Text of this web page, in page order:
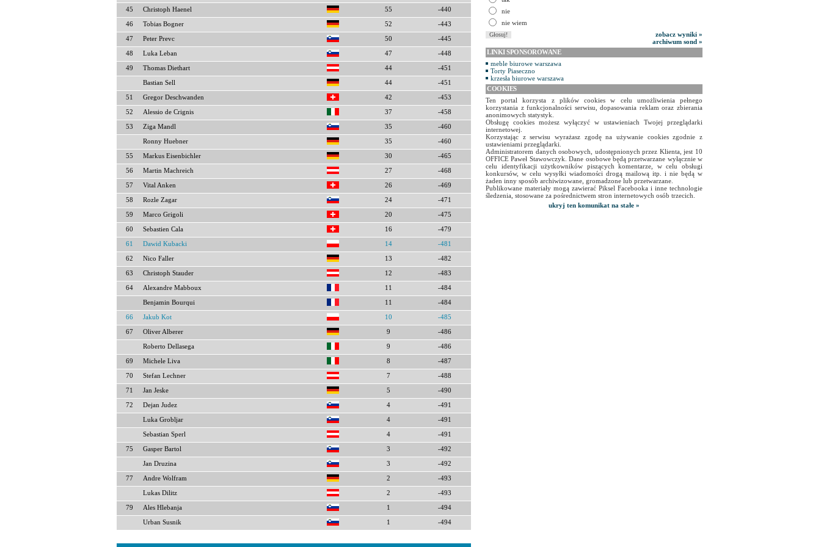
45 Christoph Haenel 55 -440
46 Tobias Bogner 52 -443
47 Peter Prevc 50 -445
48 Luka Leban 47 -448
49 Thomas Diethart 44 -451
Bastian Sell 44 -451
51 Gregor Deschwanden 42 -453
52 Alessio de Crignis 37 -458
53 Ziga Mandl 35 -460
Ronny Huebner 35 -460
55 Markus Eisenbichler 30 -465
56 Martin Machreich 27 -468
57 Vital Anken 26 -469
58 Rozle Zagar 24 -471
59 Marco Grigoli 20 -475
60 Sebastien Cala 16 -479
61 Dawid Kubacki 14 -481
62 Nico Faller 13 -482
63 Christoph Stauder 12 -483
64 Alexandre Mabboux 11 -484
Benjamin Bourqui 11 -484
66 Jakub Kot 10 -485
67 Oliver Alberer 9 -486
Roberto Dellasega 9 -486
69 Michele Liva 8 -487
70 Stefan Lechner 7 -488
71 Jan Jeske 5 -490
72 Dejan Judez 4 -491
Luka Grobljar 4 -491
Sebastian Sperl 4 -491
75 Gasper Bartol 3 -492
Jan Druzina 3 -492
77 Andre Wolfram 2 -493
Lukas Dilitz 2 -493
79 Ales Hlebanja 1 -494
Urban Susnik 1 -494
nie
nie wiem
zobacz wyniki »
archiwum sond »
LINKI SPONSOROWANE
meble biurowe warszawa
Torty Piaseczno
krzesła biurowe warszawa
COOKIES
Ten portal korzysta z plików cookies w celu umożliwienia pełnego
korzystania z funkcjonalności serwisu, dopasowania reklam oraz zbierania
anonimowych statystyk.
Obsługę cookies możesz wyłączyć w ustawieniach Twojej przeglądarki
internetowej.
Korzystając z serwisu wyrażasz zgodę na używanie cookies zgodnie z
ustawieniami przeglądarki.
Administratorem danych osobowych, udostępnionych przez Klienta, jest 10
OFFICE Paweł Stawowczyk. Dane osobowe będą przetwarzane wyłącznie w
celu identyfikacji użytkowników piszących komentarze, w celu obsługi
konkursów, w celu wysyłki wiadomości drogą mailową itp. i nie będą w
żaden inny sposób archiwizowane, gromadzone lub przetwarzane.
Publikowane materiały mogą zawierać Piksel Facebooka i inne technologie
śledzenia, stosowane za pośrednictwem stron internetowych osób trzecich.
ukryj ten komunikat na stałe »